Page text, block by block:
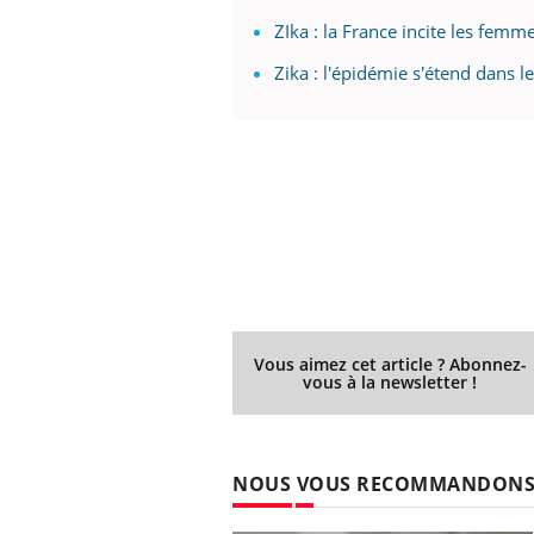
ZIka : la France incite les
Zika : l'épidémie s'étend dans
Vous aimez cet article ? Abonnez-
vous à la newsletter !
NOUS VOUS RECOMMANDONS